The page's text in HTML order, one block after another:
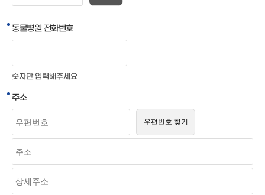
동물병원 전화번호
숫자만 입력해주세요
주소